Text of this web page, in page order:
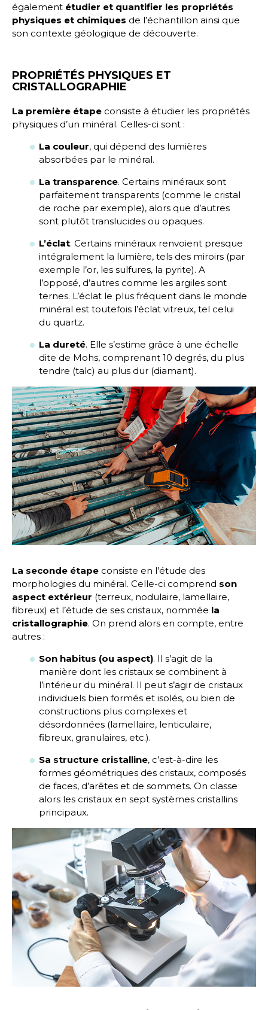
également étudier et quantifier les propriétés
physiques et chimiques de l’échantillon ainsi que
son contexte géologique de découverte.
PROPRIÉTÉS PHYSIQUES ET
CRISTALLOGRAPHIE
La première étape consiste à étudier les propriétés
physiques d’un minéral. Celles-ci sont :
La couleur, qui dépend des lumières
absorbées par le minéral.
La transparence. Certains minéraux sont
parfaitement transparents (comme le cristal
de roche par exemple), alors que d’autres
sont plutôt translucides ou opaques.
L’éclat. Certains minéraux renvoient presque
intégralement la lumière, tels des miroirs (par
exemple l’or, les sulfures, la pyrite). A
l’opposé, d’autres comme les argiles sont
ternes. L’éclat le plus fréquent dans le monde
minéral est toutefois l’éclat vitreux, tel celui
du quartz.
La dureté. Elle s’estime grâce à une échelle
dite de Mohs, comprenant 10 degrés, du plus
tendre (talc) au plus dur (diamant).
La seconde étape consiste en l’étude des
morphologies du minéral. Celle-ci comprend son
aspect extérieur (terreux, nodulaire, lamellaire,
fibreux) et l’étude de ses cristaux, nommée la
cristallographie. On prend alors en compte, entre
autres :
Son habitus (ou aspect). Il s’agit de la
manière dont les cristaux se combinent à
l’intérieur du minéral. Il peut s’agir de cristaux
individuels bien formés et isolés, ou bien de
constructions plus complexes et
désordonnées (lamellaire, lenticulaire,
fibreux, granulaires, etc.).
Sa structure cristalline, c’est-à-dire les
formes géométriques des cristaux, composés
de faces, d’arêtes et de sommets. On classe
alors les cristaux en sept systèmes cristallins
principaux.